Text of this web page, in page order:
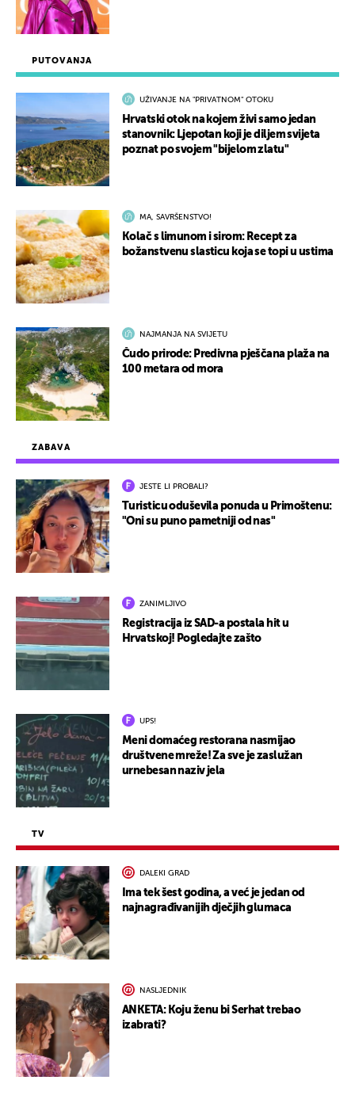
ZABAVA
JESTE LI PROBALI?
Turisticu oduševila ponuda u Primoštenu:
"Oni su puno pametniji od nas"
ZANIMLJIVO
Registracija iz SAD-a postala hit u
Hrvatskoj! Pogledajte zašto
UPS!
Meni domaćeg restorana nasmijao
društvene mreže! Za sve je zaslužan
urnebesan naziv jela
TV
DALEKI GRAD
Ima tek šest godina, a već je jedan od
najnagrađivanijih dječjih glumaca
NASLJEDNIK
ANKETA: Koju ženu bi Serhat trebao
izabrati?
PUTOVANJA
UŽIVANJE NA "PRIVATNOM" OTOKU
Hrvatski otok na kojem živi samo jedan
stanovnik: Ljepotan koji je diljem svijeta
poznat po svojem "bijelom zlatu"
MA, SAVRŠENSTVO!
Kolač s limunom i sirom: Recept za
božanstvenu slasticu koja se topi u ustima
NAJMANJA NA SVIJETU
Čudo prirode: Predivna pješčana plaža na
100 metara od mora